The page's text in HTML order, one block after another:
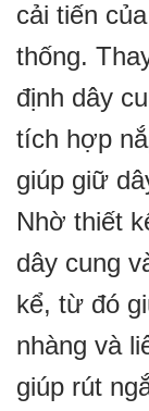
cải tiến
thống.
định dây
tích hợp
giúp giữ
Nhờ thiết
dây cung
kể, từ đó
nhàng và
giúp rút